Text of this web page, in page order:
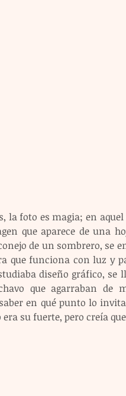
la foto es magia; en
que aparece de una
de un sombrero, se
que funciona con luz y
diseño gráfico, se
que agarraban
en qué punto lo
su fuerte, pero creía